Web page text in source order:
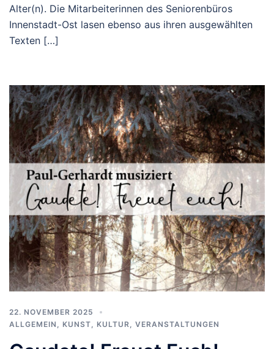
Alter(n). Die Mitarbeiterinnen des Seniorenbüros
Innenstadt-Ost lasen ebenso aus ihren ausgewählten
Texten […]
22. NOVEMBER 2025
ALLGEMEIN
KUNST, KULTUR VERANSTALTUNGEN